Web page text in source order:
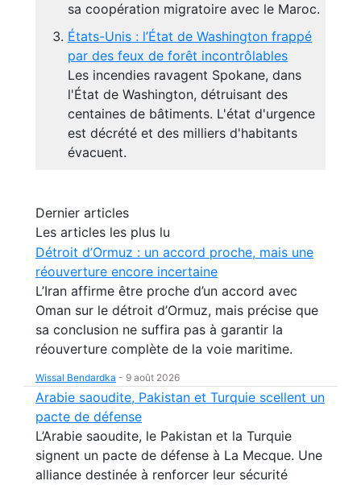
sa coopération migratoire avec le Maroc.
États-Unis : l’État de Washington frappé
par des feux de forêt incontrôlables
Les incendies ravagent Spokane, dans
l'État de Washington, détruisant des
centaines de bâtiments. L'état d'urgence
est décrété et des milliers d'habitants
évacuent.
Dernier articles
Les articles les plus lu
Détroit d’Ormuz : un accord proche, mais une
réouverture encore incertaine
L’Iran affirme être proche d’un accord avec
Oman sur le détroit d’Ormuz, mais précise que
sa conclusion ne suffira pas à garantir la
réouverture complète de la voie maritime.
Wissal Bendardka - 9 août 2026
Arabie saoudite, Pakistan et Turquie scellent un
pacte de défense
L’Arabie saoudite, le Pakistan et la Turquie
signent un pacte de défense à La Mecque. Une
alliance destinée à renforcer leur sécurité